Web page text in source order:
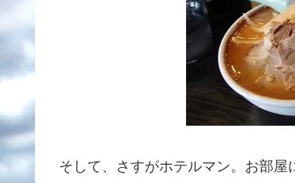
そして、さすがホテルマン。お部